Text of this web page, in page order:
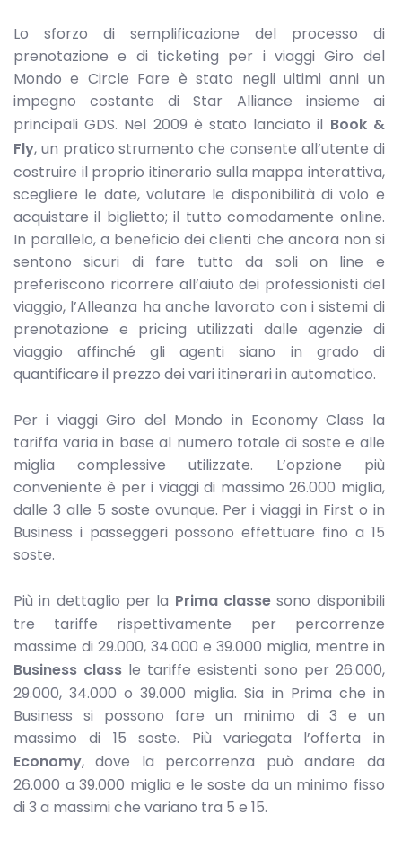
Lo sforzo di semplificazione del processo di
prenotazione e di ticketing per i viaggi Giro del
Mondo e Circle Fare è stato negli ultimi anni un
impegno costante di Star Alliance insieme ai
principali GDS. Nel 2009 è stato lanciato il Book &
Fly, un pratico strumento che consente all’utente di
costruire il proprio itinerario sulla mappa interattiva,
scegliere le date, valutare le disponibilità di volo e
acquistare il biglietto; il tutto comodamente online.
In parallelo, a beneficio dei clienti che ancora non si
sentono sicuri di fare tutto da soli on line e
preferiscono ricorrere all’aiuto dei professionisti del
viaggio, l’Alleanza ha anche lavorato con i sistemi di
prenotazione e pricing utilizzati dalle agenzie di
viaggio affinché gli agenti siano in grado di
quantificare il prezzo dei vari itinerari in automatico.
Per i viaggi Giro del Mondo in Economy Class la
tariffa varia in base al numero totale di soste e alle
miglia complessive utilizzate. L’opzione più
conveniente è per i viaggi di massimo 26.000 miglia,
dalle 3 alle 5 soste ovunque. Per i viaggi in First o in
Business i passeggeri possono effettuare fino a 15
soste.
Più in dettaglio per la Prima classe sono disponibili
tre tariffe rispettivamente per percorrenze
massime di 29.000, 34.000 e 39.000 miglia, mentre in
Business class le tariffe esistenti sono per 26.000,
29.000, 34.000 o 39.000 miglia. Sia in Prima che in
Business si possono fare un minimo di 3 e un
massimo di 15 soste. Più variegata l’offerta in
Economy, dove la percorrenza può andare da
26.000 a 39.000 miglia e le soste da un minimo fisso
di 3 a massimi che variano tra 5 e 15.